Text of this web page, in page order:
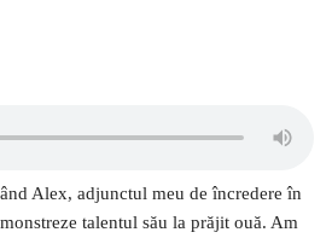
Alex, adjunctul meu de încredere în
talentul său la prăjit ouă. Am